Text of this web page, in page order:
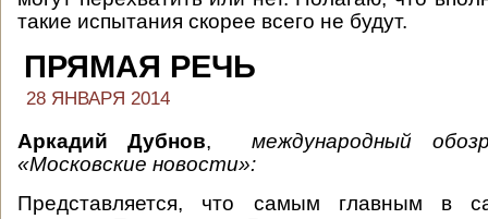
такие испытания скорее всего не будут.
ПРЯМАЯ РЕЧЬ
28 ЯНВАРЯ 2014
Аркадий Дубнов,международный
«Московские новости»:
Представляется, что самым главным в